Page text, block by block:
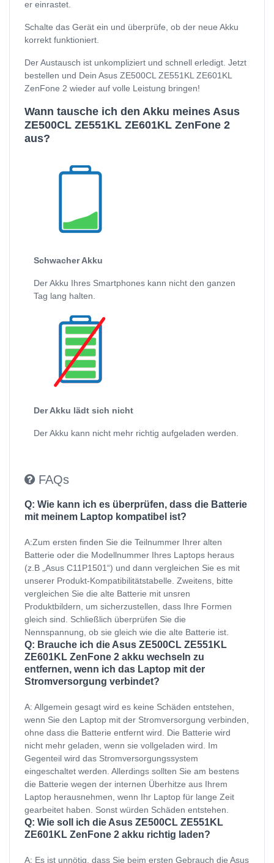
er einrastet.
Schalte das Gerät ein und überprüfe, ob der neue Akku
korrekt funktioniert.
Der Austausch ist unkompliziert und schnell erledigt. Jetzt
bestellen und Dein Asus ZE500CL ZE551KL ZE601KL
ZenFone 2 wieder auf volle Leistung bringen!
Wann tausche ich den Akku meines Asus
ZE500CL ZE551KL ZE601KL ZenFone 2
aus?
Schwacher Akku
Der Akku Ihres Smartphones kann nicht den ganzen
Tag lang halten.
Der Akku lädt sich nicht
Der Akku kann nicht mehr richtig aufgeladen werden.
FAQs
Q: Wie kann ich es überprüfen, dass die Batterie
mit meinem Laptop kompatibel ist?
A:Zum ersten finden Sie die Teilnummer Ihrer alten
Batterie oder die Modellnummer Ihres Laptops heraus
(z.B „Asus C11P1501“) und dann vergleichen Sie es mit
unserer Produkt-Kompatibilitätstabelle. Zweitens, bitte
vergleichen Sie die alte Batterie mit unsren
Produktbildern, um sicherzustellen, dass Ihre Formen
gleich sind. Schließlich überprüfen Sie die
Nennspannung, ob sie gleich wie die alte Batterie ist.
Q: Brauche ich die Asus ZE500CL ZE551KL
ZE601KL ZenFone 2 akku wechseln zu
entfernen, wenn ich das Laptop mit der
Stromversorgung verbindet?
A: Allgemein gesagt wird es keine Schäden entstehen,
wenn Sie den Laptop mit der Stromversorgung verbinden,
ohne dass die Batterie entfernt wird. Die Batterie wird
nicht mehr geladen, wenn sie vollgeladen wird. Im
Gegenteil wird das Stromversorgungssystem
eingeschaltet werden. Allerdings sollten Sie am bestens
die Batterie wegen der internen Überhitze aus Ihrem
Laptop herausnehmen, wenn Ihr Laptop für lange Zeit
gearbeitet haben. Sonst würden Schäden entstehen.
Q: Wie soll ich die Asus ZE500CL ZE551KL
ZE601KL ZenFone 2 akku richtig laden?
A: Es ist unnötig, dass Sie beim ersten Gebrauch die Asus